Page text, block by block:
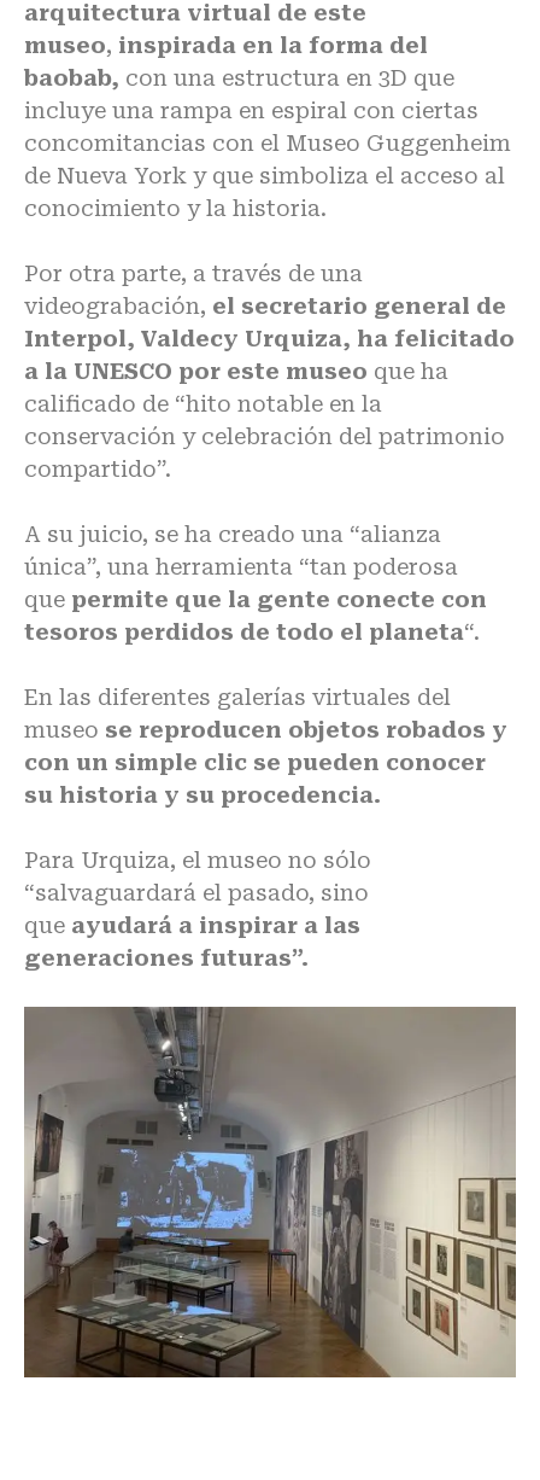
arquitectura virtual de este
museo, inspirada en la forma del
baobab, con una estructura en 3D que
incluye una rampa en espiral con ciertas
concomitancias con el Museo Guggenheim
de Nueva York y que simboliza el acceso al
conocimiento y la historia.
Por otra parte, a través de una
videograbación, el secretario general de
Interpol, Valdecy Urquiza, ha felicitado
a la UNESCO por este museo que ha
calificado de “hito notable en la
conservación y celebración del patrimonio
compartido”.
A su juicio, se ha creado una “alianza
única”, una herramienta “tan poderosa
que permite que la gente conecte con
tesoros perdidos de todo el planeta“.
En las diferentes galerías virtuales del
museo se reproducen objetos robados y
con un simple clic se pueden conocer
su historia y su procedencia.
Para Urquiza, el museo no sólo
“salvaguardará el pasado, sino
que ayudará a inspirar a las
generaciones futuras”.